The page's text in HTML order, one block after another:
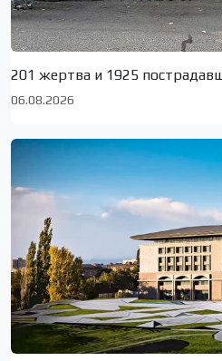
201 жертва и 1925
06.08.2026